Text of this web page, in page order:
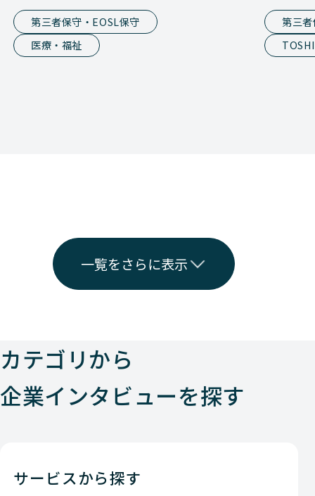
た第三者保守という選択
第三者保守・EOSL保守
医療・福祉
活用術
第三
一覧をさらに表示
カテゴリから
企業インタビューを探す
サービスから探す